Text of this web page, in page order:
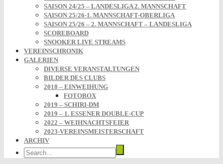
SAISON 24/25 – LANDESLIGA 2. MANNSCHAFT
SAISON 25/26-1. MANNSCHAFT-OBERLIGA
SAISON 25/26 – 2. MANNSCHAFT – LANDESLIGA
SCOREBOARD
SNOOKER LIVE STREAMS
VEREINSCHRONIK
GALERIEN
DIVERSE VERANSTALTUNGEN
BILDER DES CLUBS
2018 – EINWEIHUNG
FOTOBOX
2019 – SCHIRI-DM
2019 – 1. ESSENER DOUBLE-CUP
2022 – WEIHNACHTSFEIER
2023-VEREINSMEISTERSCHAFT
ARCHIV